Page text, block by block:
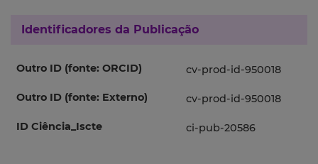
Identificadores da Publicação
Outro ID (fonte: ORCID) cv-prod-id-950018
Outro ID (fonte: Externo) cv-prod-id-950018
ID Ciência_Iscte ci-pub-20586